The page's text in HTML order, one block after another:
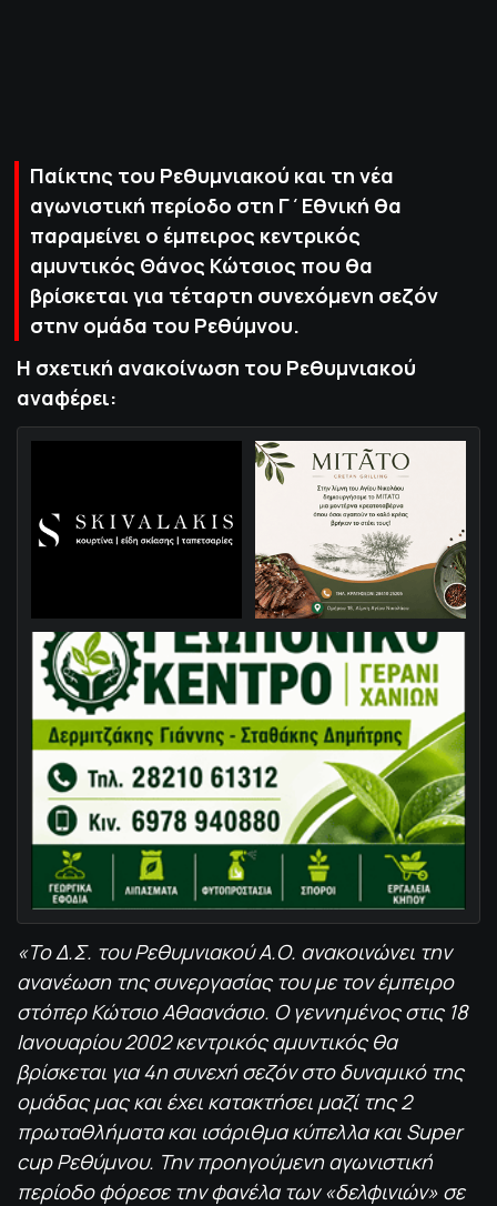
Παίκτης του Ρεθυμνιακού και τη νέα
αγωνιστική περίοδο στη Γ΄Εθνική θα
παραμείνει ο έμπειρος κεντρικός
αμυντικός Θάνος Κώτσιος που θα
βρίσκεται για τέταρτη συνεχόμενη σεζόν
στην ομάδα του Ρεθύμνου.
Η σχετική ανακοίνωση του Ρεθυμνιακού
αναφέρει:
«Το Δ.Σ. του Ρεθυμνιακού Α.Ο. ανακοινώνει την
ανανέωση της συνεργασίας του με τον έμπειρο
στόπερ Κώτσιο Αθαανάσιο. Ο γεννημένος στις 18
Ιανουαρίου 2002 κεντρικός αμυντικός θα
βρίσκεται για 4η συνεχή σεζόν στο δυναμικό της
ομάδας μας και έχει κατακτήσει μαζί της 2
πρωταθλήματα και ισάριθμα κύπελλα και Super
cup Ρεθύμνου. Την προηγούμενη αγωνιστική
περίοδο φόρεσε την φανέλα των «δελφινιών» σε